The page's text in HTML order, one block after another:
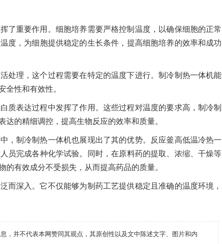
了重要作用。细胞培养需要严格控制温度，以确保细胞的正常
度，为细胞提供稳定的生长条件，提高细胞培养的效率和成功
处理，这个过程需要在特定的温度下进行。制冷制热一体机能
全性和有效性。
质表达过程中发挥了作用。这些过程对温度的要求高，制冷制
的精细调控，提高生物反应的效率和质量。
，制冷制热一体机也展现出了其的优势。反应釜高低温冷热一
员完成各种化学试验。同时，在原料药的提取、浓缩、干燥等
有效成分不受损失，从而提高药品的质量。
而深入。它不仅能够为制药工艺提供稳定且准确的温度环境，
，并不代表本网赞同其观点，其原创性以及文中陈述文字、图片和内